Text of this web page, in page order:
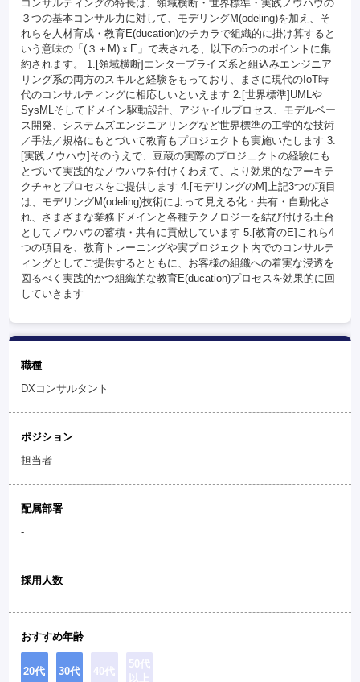
コンサルティングの特長は、領域横断・世界標準・実践ノウハウの
３つの基本コンサル力に対して、モデリングM(odeling)を加え、そ
れらを人材育成・教育E(ducation)のチカラで組織的に掛け算すると
いう意味の「(３＋M)ｘE」で表される、以下の5つのポイントに集
約されます。 1.[領域横断]エンタープライズ系と組込みエンジニア
リング系の両方のスキルと経験をもっており、まさに現代のIoT時
代のコンサルティングに相応しいといえます 2.[世界標準]UMLや
SysMLそしてドメイン駆動設計、アジャイルプロセス、モデルベー
ス開発、システムズエンジニアリングなど世界標準の工学的な技術
／手法／規格にもとづいて教育もプロジェクトも実施いたします 3.
[実践ノウハウ]そのうえで、豆蔵の実際のプロジェクトの経験にも
とづいて実践的なノウハウを付けくわえて、より効果的なアーキテ
クチャとプロセスをご提供します 4.[モデリングのM]上記3つの項目
は、モデリングM(odeling)技術によって見える化・共有・自動化さ
れ、さまざまな業務ドメインと各種テクノロジーを結び付ける土台
としてノウハウの蓄積・共有に貢献しています 5.[教育のE]これら4
つの項目を、教育トレーニングや実プロジェクト内でのコンサルテ
ィングとしてご提供するとともに、お客様の組織への着実な浸透を
図るべく実践的かつ組織的な教育E(ducation)プロセスを効果的に回
していきます
職種
DXコンサルタント
ポジション
担当者
配属部署
-
採用人数
おすすめ年齢
20代 30代 40代
50代
以上